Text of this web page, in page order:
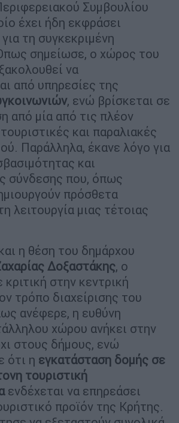
Συμβουλίου
έχει ήδη εκφράσει
τη συγκεκριμένη
σημείωσε, ο χώρος του
να
από υπηρεσίες της
, ενώ βρίσκεται σε
από μία από τις πλέον
και παραλιακές
Παράλληλα, έκανε λόγο για
και
σύνδεσης που, όπως
πρόσθετα
λειτουργία μιας τέτοιας
η θέση του δημάρχου
Δοξαστάκης, ο
στην κεντρική
τρόπο διαχείρισης του
ανέφερε, η ευθύνη
χώρου ανήκει στην
στους δήμους, ενώ
ότι η εγκατάσταση δομής σε
τουριστική
ενδέχεται να επηρεάσει
προϊόν της Κρήτης.